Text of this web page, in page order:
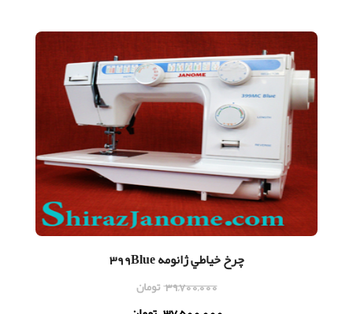
چرخ خياطي ژانومه 399Blue
39,700,000 تومان